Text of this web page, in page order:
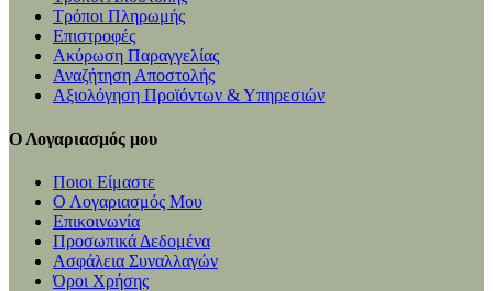
Τρόποι Πληρωμής
Επιστροφές
Ακύρωση Παραγγελίας
Αναζήτηση Αποστολής
Αξιολόγηση Προϊόντων & Υπηρεσιών
Ο Λογαριασμός μου
Ποιοι Είμαστε
Ο Λογαριασμός Μου
Επικοινωνία
Προσωπικά Δεδομένα
Ασφάλεια Συναλλαγών
Όροι Χρήσης